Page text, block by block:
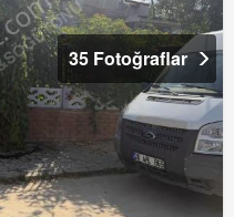
35 Fotoğraflar